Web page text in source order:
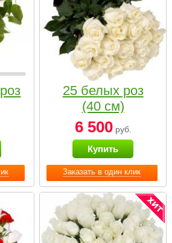
Заказать в один клик
25 белых роз
(40 см)
6 500руб.
Купить